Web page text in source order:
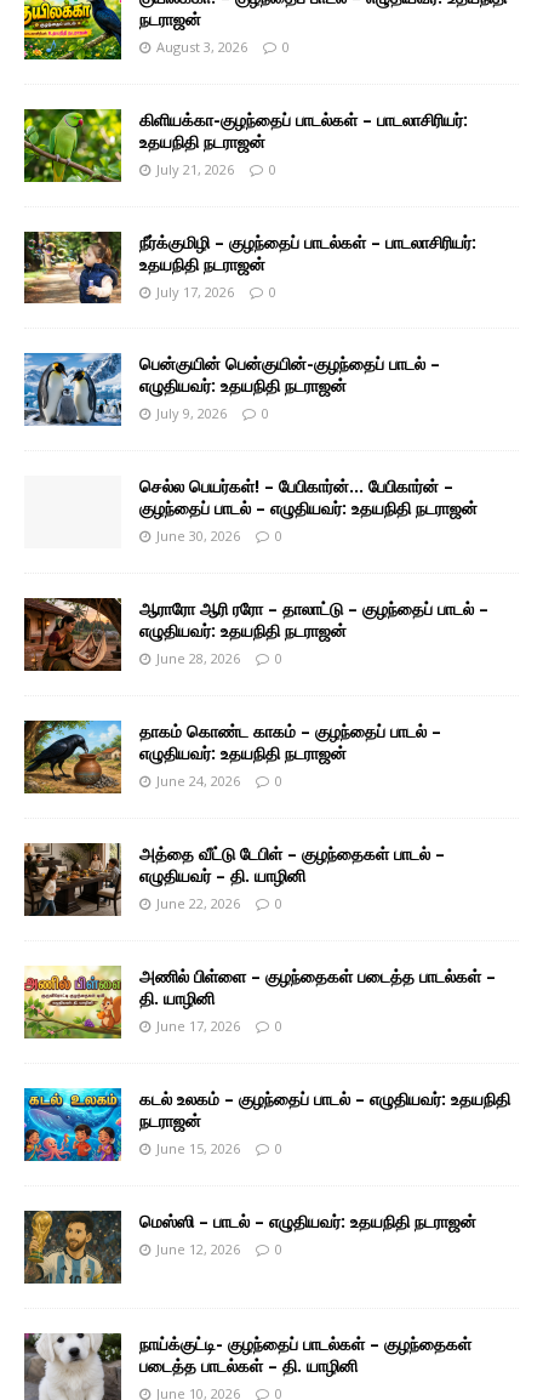
நடராஜன்
August 3, 2026 0
கிளியக்கா-குழந்தைப் பாடல்கள் – பாடலாசிரியர்:
உதயநிதி நடராஜன்
July 21, 2026 0
நீர்க்குமிழி – குழந்தைப் பாடல்கள் – பாடலாசிரியர்:
உதயநிதி நடராஜன்
July 17, 2026 0
பென்குயின் பென்குயின்-குழந்தைப் பாடல் –
எழுதியவர்: உதயநிதி நடராஜன்
July 9, 2026 0
செல்ல பெயர்கள்! – பேபிகார்ன்… பேபிகார்ன் –
குழந்தைப் பாடல் – எழுதியவர்: உதயநிதி நடராஜன்
June 30, 2026 0
ஆராரோ ஆரி ரரோ – தாலாட்டு – குழந்தைப் பாடல் –
எழுதியவர்: உதயநிதி நடராஜன்
June 28, 2026 0
தாகம் கொண்ட காகம் – குழந்தைப் பாடல் –
எழுதியவர்: உதயநிதி நடராஜன்
June 24, 2026 0
அத்தை வீட்டு டேபிள் – குழந்தைகள் பாடல் –
எழுதியவர் – தி. யாழினி
June 22, 2026 0
அணில் பிள்ளை – குழந்தைகள் படைத்த பாடல்கள் –
தி. யாழினி
June 17, 2026 0
கடல் உலகம் – குழந்தைப் பாடல் – எழுதியவர்: உதயநிதி
நடராஜன்
June 15, 2026 0
மெஸ்ஸி – பாடல் – எழுதியவர்: உதயநிதி நடராஜன்
June 12, 2026 0
நாய்க்குட்டி- குழந்தைப் பாடல்கள் – குழந்தைகள்
படைத்த பாடல்கள் – தி. யாழினி
June 10, 2026 0